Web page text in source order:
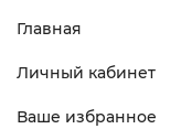
Главная
Личный кабинет
Ваше избранное